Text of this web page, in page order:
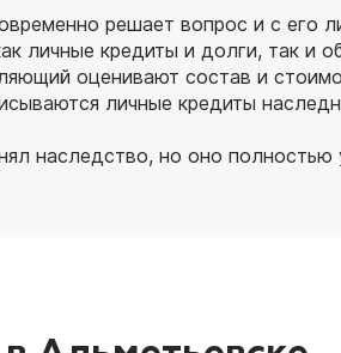
решает вопрос и с его
личные кредиты и долги, так и
оценивают состав и
личные кредиты
наследство, но оно